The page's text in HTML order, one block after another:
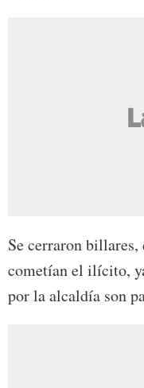
Se cerraron
cometían el ilícito,
por la alcaldía son